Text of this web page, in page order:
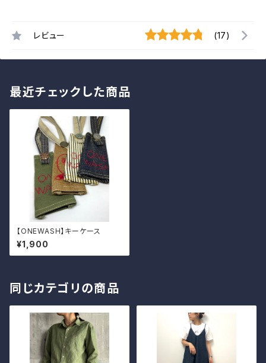
レビュー (17)
最近チェックした商品
【ONEWASH】キーケース
¥1,900
同じカテゴリの商品